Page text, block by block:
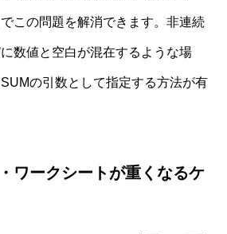
この問題を解消できます。非連続
数値と空白が混在するような場
の引数として指定する方法が有
ワークシートが重くなるケ